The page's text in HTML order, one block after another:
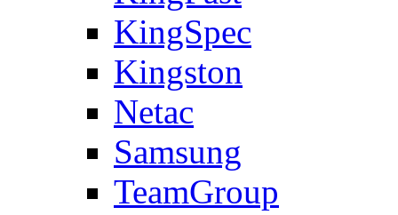
KingSpec
Kingston
Netac
Samsung
TeamGroup